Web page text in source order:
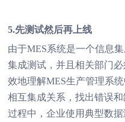
5.先测试然后再上线
由于MES系统是一个信息
集成测试，并且相关部门
效地理解MES生产管理系
相互集成关系，找出错误
过程中，企业使用典型数